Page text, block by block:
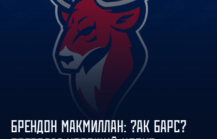
БРЕНДОН МАКМИЛЛАН: ?АК БАРС?